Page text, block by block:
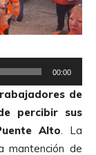
00:00
de
percibir sus
Alto . La
mantención de